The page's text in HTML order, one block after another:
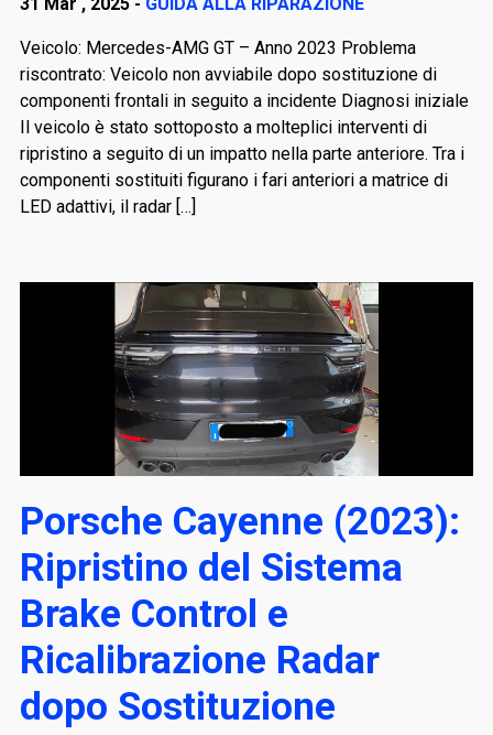
Veicolo: Mercedes-AMG GT – Anno 2023 Problema
riscontrato: Veicolo non avviabile dopo sostituzione di
componenti frontali in seguito a incidente Diagnosi iniziale
Il veicolo è stato sottoposto a molteplici interventi di
ripristino a seguito di un impatto nella parte anteriore. Tra i
componenti sostituiti figurano i fari anteriori a matrice di
LED adattivi, il radar […]
Porsche Cayenne (2023):
Ripristino del Sistema
Brake Control e
Ricalibrazione Radar
dopo Sostituzione